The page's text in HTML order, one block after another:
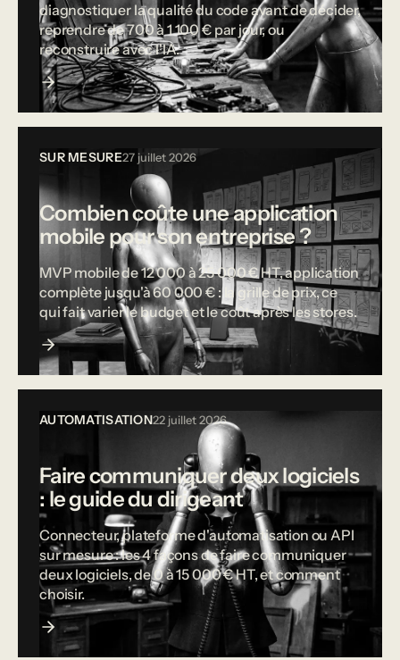
diagnostiquer la qualité du code avant de décider,
reprendre de 700 à 1 100 € par jour, ou
reconstruire avec l'IA.
SUR MESURE27 juillet 2026
Combien coûte une application
mobile pour son entreprise ?
MVP mobile de 12 000 à 25 000 € HT, application
complète jusqu'à 60 000 € : la grille de prix, ce
qui fait varier le budget et le coût après les stores.
AUTOMATISATION22 juillet 2026
Faire communiquer deux logiciels
: le guide du dirigeant
Connecteur, plateforme d'automatisation ou API
sur mesure : les 4 façons de faire communiquer
deux logiciels, de 0 à 15 000 € HT, et comment
choisir.